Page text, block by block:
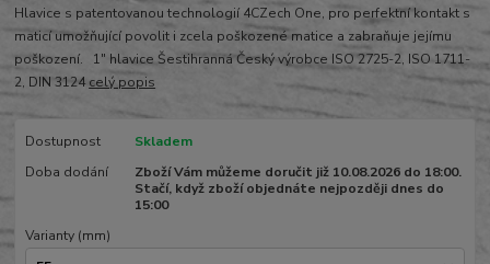
Hlavice s patentovanou technologií 4CZech One, pro perfektní kontakt s
maticí umožňující povolit i zcela poškozené matice a zabraňuje jejímu
poškození. 1" hlavice Šestihranná Český výrobce ISO 2725-2, ISO 1711-
2, DIN 3124celý popis
Dostupnost
Skladem
Doba dodání
Zboží Vám můžeme doručit již 10.08.2026 do 18:00.
Stačí, když zboží objednáte nejpozději dnes do
15:00
Varianty (mm)